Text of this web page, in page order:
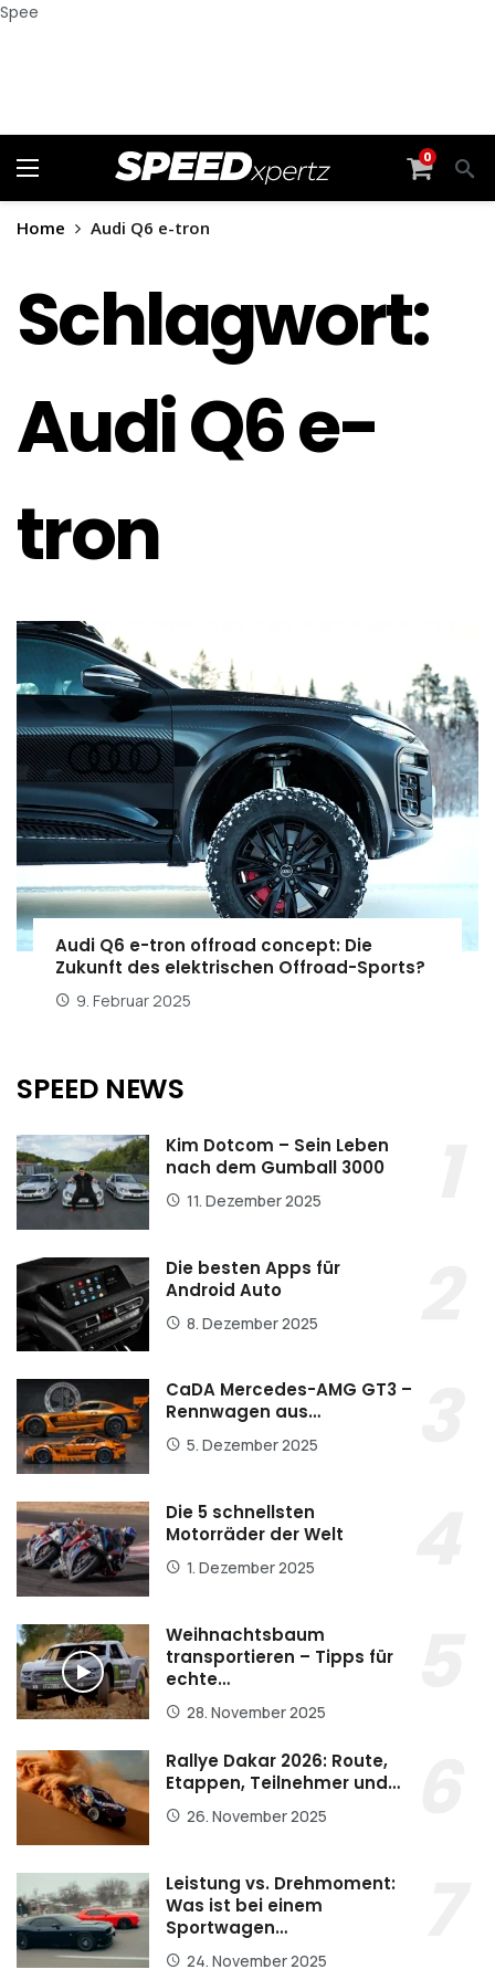
Spee
0
Home Audi Q6 e-tron
Schlagwort:
Audi Q6 e-
tron
Audi Q6 e-tron offroad concept: Die
Zukunft des elektrischen Offroad-Sports?
9. Februar 2025
SPEED NEWS
Kim Dotcom – Sein Leben
nach dem Gumball 3000
11. Dezember 2025
Die besten Apps für
Android Auto
8. Dezember 2025
CaDA Mercedes-AMG GT3 –
Rennwagen aus…
5. Dezember 2025
Die 5 schnellsten
Motorräder der Welt
1. Dezember 2025
Weihnachtsbaum
transportieren – Tipps für
echte…
28. November 2025
Rallye Dakar 2026: Route,
Etappen, Teilnehmer und…
26. November 2025
Leistung vs. Drehmoment:
Was ist bei einem
Sportwagen…
24. November 2025